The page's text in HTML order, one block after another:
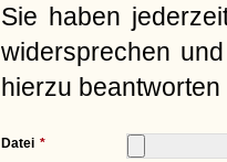
Sie haben
widersprechen
hierzu
Datei